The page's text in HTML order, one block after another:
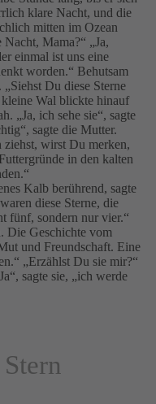
klare Nacht, und die
mitten im Ozean
Mama?“ „Ja,
einmal ist uns eine
worden.“ Behutsam
Du diese Sterne
Wal blickte hinauf
„Ja, ich sehe sie“, sagte
sagte die Mutter.
ziehst, wirst Du merken,
in den kalten
Kalb berührend, sagte
diese Sterne, die
fünf, sondern nur vier.“
Die Geschichte vom
und Freundschaft. Eine
„Erzählst Du sie mir?“
sagte sie, „ich werde